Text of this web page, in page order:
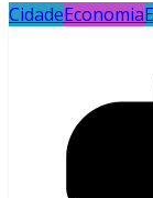
CidadeEconomia